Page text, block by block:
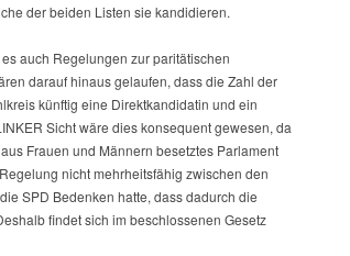
der beiden Listen sie kandidieren.
auch Regelungen zur paritätischen
darauf hinaus gelaufen, dass die Zahl der
künftig eine Direktkandidatin und ein
Sicht wäre dies konsequent gewesen, da
Frauen und Männern besetztes Parlament
nicht mehrheitsfähig zwischen den
SPD Bedenken hatte, dass dadurch die
findet sich im beschlossenen Gesetz